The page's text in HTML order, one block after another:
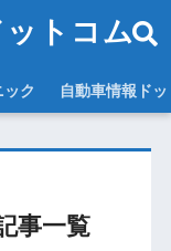
トコム
ク 自動車情報ド
事一覧